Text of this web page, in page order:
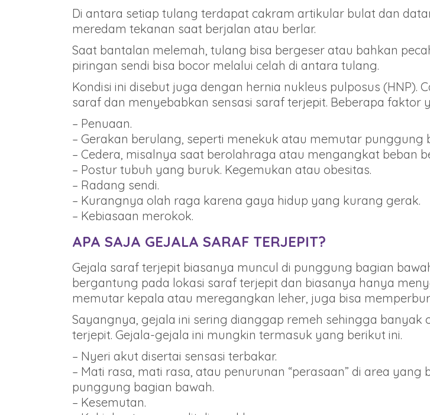
Di antara setiap tulang terdapat cakram artikular bulat dan
meredam tekanan saat berjalan atau berlar.
Saat bantalan melemah, tulang bisa bergeser atau bahkan
piringan sendi bisa bocor melalui celah di antara tulang.
Kondisi ini disebut juga dengan hernia nukleus pulposus
saraf dan menyebabkan sensasi saraf terjepit. Beberapa faktor
– Penuaan.
– Gerakan berulang, seperti menekuk atau memutar punggung
– Cedera, misalnya saat berolahraga atau mengangkat beban
– Postur tubuh yang buruk. Kegemukan atau obesitas.
– Radang sendi.
– Kurangnya olah raga karena gaya hidup yang kurang gerak.
– Kebiasaan merokok.
APA SAJA GEJALA SARAF TERJEPIT?
Gejala saraf terjepit biasanya muncul di punggung bagian
bergantung pada lokasi saraf terjepit dan biasanya hanya
memutar kepala atau meregangkan leher, juga bisa
Sayangnya, gejala ini sering dianggap remeh sehingga
terjepit. Gejala-gejala ini mungkin termasuk yang berikut ini.
– Nyeri akut disertai sensasi terbakar.
– Mati rasa, mati rasa, atau penurunan “perasaan” di area
punggung bagian bawah.
– Kesemutan.